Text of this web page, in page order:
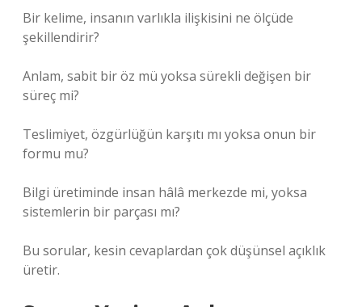
Bir kelime, insanın varlıkla ilişkisini ne ölçüde
şekillendirir?
Anlam, sabit bir öz mü yoksa sürekli değişen bir
süreç mi?
Teslimiyet, özgürlüğün karşıtı mı yoksa onun bir
formu mu?
Bilgi üretiminde insan hâlâ merkezde mi, yoksa
sistemlerin bir parçası mı?
Bu sorular, kesin cevaplardan çok düşünsel açıklık
üretir.